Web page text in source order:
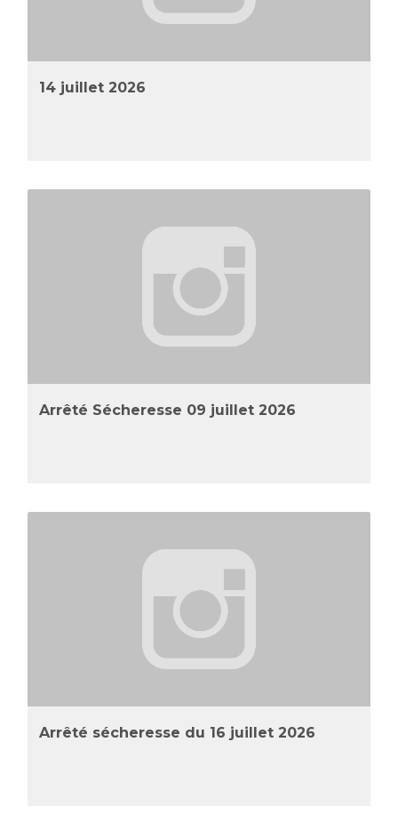
14 juillet 2026
Arrêté Sécheresse 09 juillet 2026
Arrêté sécheresse du 16 juillet 2026